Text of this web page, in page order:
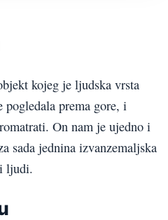
kojeg je ljudska vrsta
pogledala prema gore, i
On nam je ujedno i
sada jednina izvanzemaljska
ljudi.